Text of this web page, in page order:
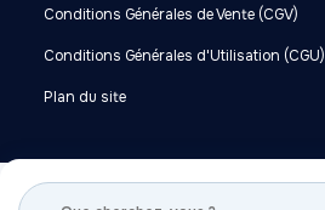
Conditions Générales de Vente (CGV)
Conditions Générales d'Utilisation (CGU)
Plan du site